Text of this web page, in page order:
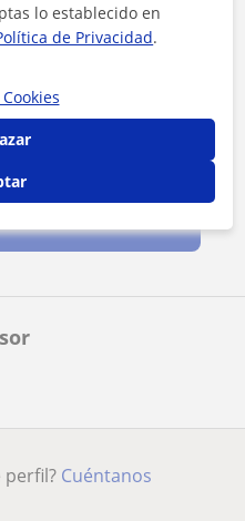
perfil? Cuéntanos
lo establecido en
de Privacidad.